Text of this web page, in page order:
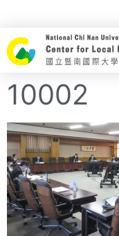
10002